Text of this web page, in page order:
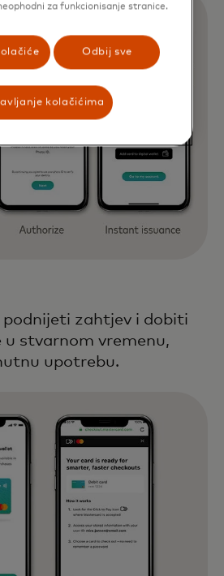
podnijeti zahtjev i dobiti
stvarnom vremenu,
upotrebu.
za funkcionisanje stranice.
Odbij sve
kolačićima